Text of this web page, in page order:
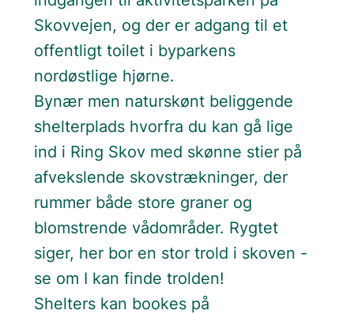
Skovvejen, og der er adgang til et
offentligt toilet i byparkens
nordøstlige hjørne.
Bynær men naturskønt beliggende
shelterplads hvorfra du kan gå lige
ind i Ring Skov med skønne stier på
afvekslende skovstrækninger, der
rummer både store graner og
blomstrende vådområder. Rygtet
siger, her bor en stor trold i skoven -
se om I kan finde trolden!
Shelters kan bookes på